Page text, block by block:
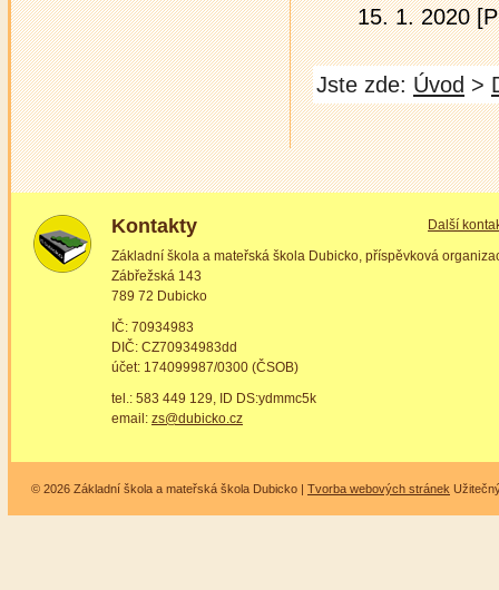
15. 1. 2020
Jste zde: Úvod >
Kontakty Další
Základní škola a mateřská škola Dubicko, příspěvková
Zábřežská 143
789 72 Dubicko
IČ: 70934983
DIČ: CZ70934983dd
účet: 174099987/0300 (ČSOB)
tel.: 583 449 129, ID DS:ydmmc5k
email: zs@dubicko.cz
© 2026 Základní škola a mateřská škola Dubicko | Tvorba webových stránek